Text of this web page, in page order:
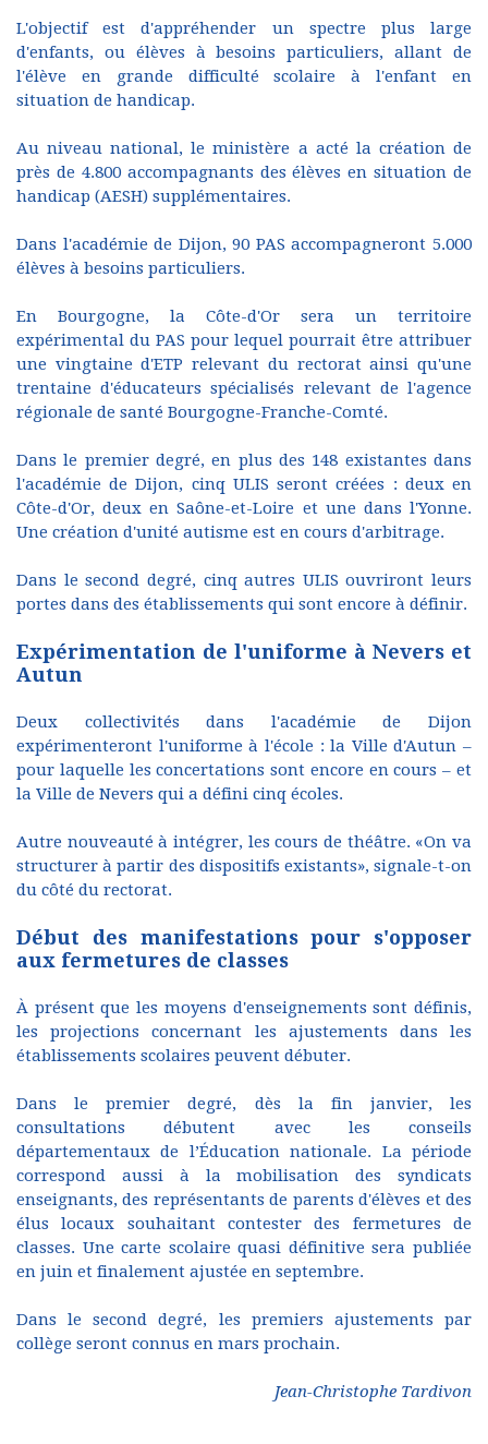
L'objectif est d'appréhender un spectre plus large
d'enfants, ou élèves à besoins particuliers, allant de
l'élève en grande difficulté scolaire à l'enfant en
situation de handicap.
Au niveau national, le ministère a acté la création de
près de 4.800 accompagnants des élèves en situation de
handicap (AESH) supplémentaires.
Dans l'académie de Dijon, 90 PAS accompagneront 5.000
élèves à besoins particuliers.
En Bourgogne, la Côte-d'Or sera un territoire
expérimental du PAS pour lequel pourrait être attribuer
une vingtaine d'ETP relevant du rectorat ainsi qu'une
trentaine d'éducateurs spécialisés relevant de l'agence
régionale de santé Bourgogne-Franche-Comté.
Dans le premier degré, en plus des 148 existantes dans
l'académie de Dijon, cinq ULIS seront créées : deux en
Côte-d'Or, deux en Saône-et-Loire et une dans l'Yonne.
Une création d'unité autisme est en cours d'arbitrage.
Dans le second degré, cinq autres ULIS ouvriront leurs
portes dans des établissements qui sont encore à définir.
Expérimentation de l'uniforme à Nevers et
Autun
Deux collectivités dans l'académie de Dijon
expérimenteront l'uniforme à l'école : la Ville d'Autun –
pour laquelle les concertations sont encore en cours – et
la Ville de Nevers qui a défini cinq écoles.
Autre nouveauté à intégrer, les cours de théâtre. «On va
structurer à partir des dispositifs existants», signale-t-on
du côté du rectorat.
Début des manifestations pour s'opposer
aux fermetures de classes
À présent que les moyens d'enseignements sont définis,
les projections concernant les ajustements dans les
établissements scolaires peuvent débuter.
Dans le premier degré, dès la fin janvier, les
consultations débutent avec les conseils
départementaux de l’Éducation nationale. La période
correspond aussi à la mobilisation des syndicats
enseignants, des représentants de parents d'élèves et des
élus locaux souhaitant contester des fermetures de
classes. Une carte scolaire quasi définitive sera publiée
en juin et finalement ajustée en septembre.
Dans le second degré, les premiers ajustements par
collège seront connus en mars prochain.
Jean-Christophe Tardivon